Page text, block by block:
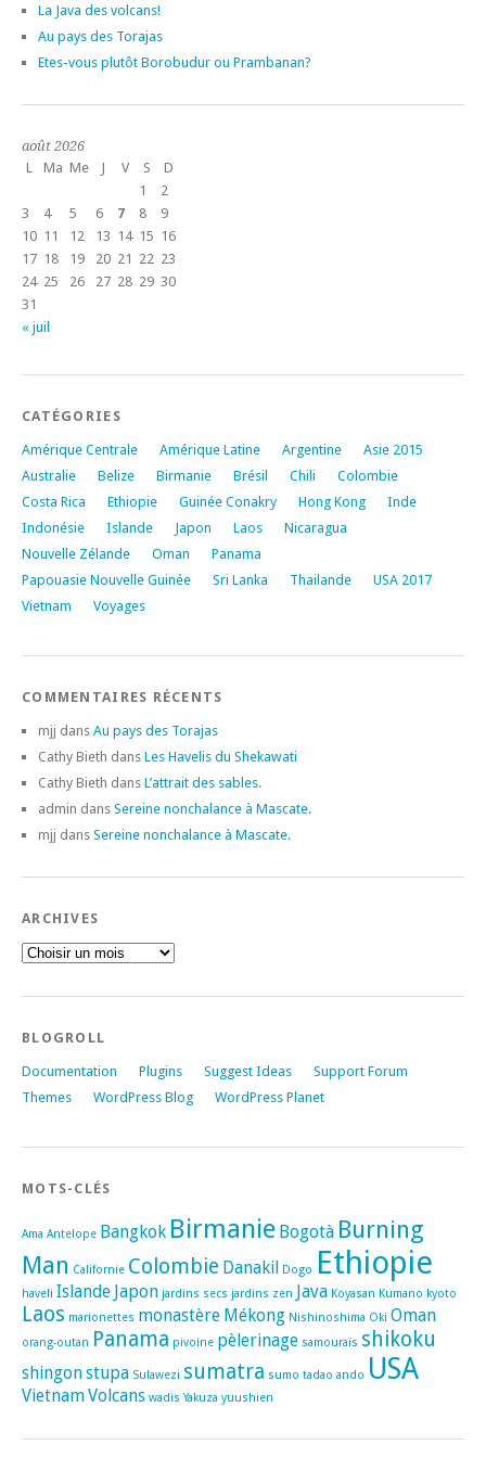
La Java des volcans!
Au pays des Torajas
Etes-vous plutôt Borobudur ou Prambanan?
août 2026
L
Ma Me J V S D
« juil
1
2
3
4 5 6 7 8
9
10 11 12 13 14 15 16
17 18 19 20 21 22 23
24 25 26 27 28 29 30
31
CATÉGORIES
Amérique Centrale Amérique Latine Argentine
Asie 2015
Australie
Belize Birmanie Brésil Chili
Colombie
Costa Rica
Ethiopie Guinée Conakry Hong Kong
Inde
Indonésie
Islande Japon Laos
Nicaragua
Nouvelle Zélande
Oman
Panama
Papouasie Nouvelle Guinée
Sri Lanka Thailande
USA 2017
Vietnam
Voyages
COMMENTAIRES RÉCENTS
mjj dans Au pays des Torajas
Cathy Bieth dans Les Havelis du Shekawati
Cathy Bieth dans L’attrait des sables.
admin dans Sereine nonchalance à Mascate.
mjj dans Sereine nonchalance à Mascate.
ARCHIVES
BLOGROLL
Documentation Plugins Suggest Ideas
Support Forum
Themes
WordPress Blog WordPress Planet
MOTS-CLÉS
Ama Antelope Bangkok Birmanie Bogotà Burning
Man Californie Colombie Danakil Dogo Ethiopie
haveli Islande Japon jardins secs jardins zen Java Koyasan Kumano kyoto
Laos marionettes monastère Mékong Nishinoshima Oki Oman
orang-outan Panama pivoine pèlerinage samouraïs shikoku
shingonstupa Sulawezi sumatra sumo tadao ando USA
VietnamVolcans wadis Yakuza yuushien